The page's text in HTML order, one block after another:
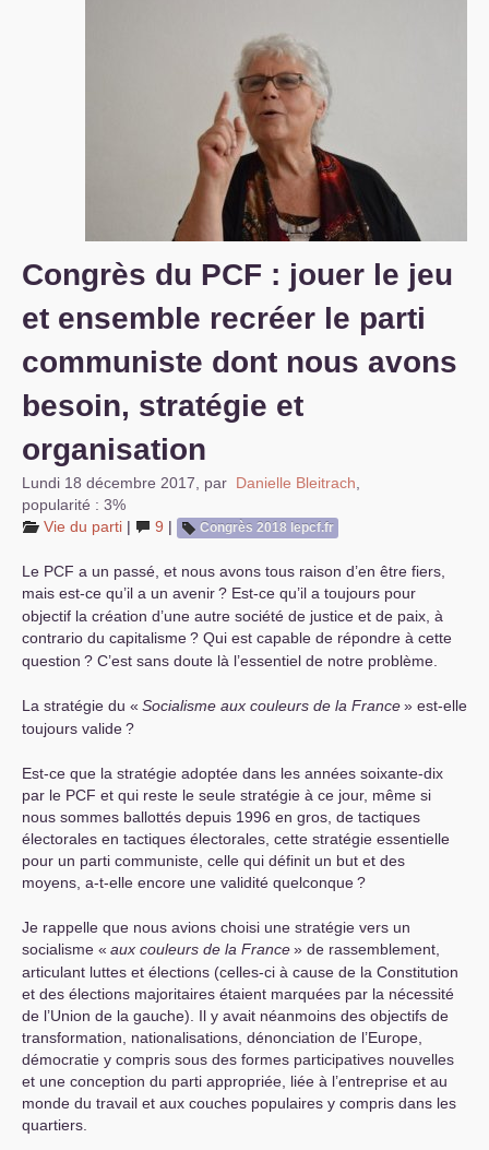
Congrès du PCF : jouer le jeu
et ensemble recréer le parti
communiste dont nous avons
besoin, stratégie et
organisation
Lundi 18 décembre 2017 par Danielle Bleitrach
popularité : 3%
Vie du parti | 9 | Congrès 2018 lepcf.fr
Le PCF a un passé, et nous avons tous raison d’en être fiers,
mais est-ce qu’il a un avenir? Est-ce qu’il a toujours pour
objectif la création d’une autre société de justice et de paix, à
contrario du capitalisme? Qui est capable de répondre à cette
question ? C’est sans doute là l’essentiel de notre problème.
La stratégie du « Socialisme aux couleurs de la France» est-elle
toujours valide?
Est-ce que la stratégie adoptée dans les années soixante-dix
par le PCF et qui reste le seule stratégie à ce jour, même si
nous sommes ballottés depuis 1996 en gros, de tactiques
électorales en tactiques électorales, cette stratégie essentielle
pour un parti communiste, celle qui définit un but et des
moyens, a-t-elle encore une validité quelconque?
Je rappelle que nous avions choisi une stratégie vers un
socialisme « aux couleurs de la France» de rassemblement,
articulant luttes et élections (celles-ci à cause de la Constitution
et des élections majoritaires étaient marquées par la nécessité
de l’Union de la gauche). Il y avait néanmoins des objectifs de
transformation, nationalisations, dénonciation de l’Europe,
démocratie y compris sous des formes participatives nouvelles
et une conception du parti appropriée, liée à l’entreprise et au
monde du travail et aux couches populaires y compris dans les
quartiers.